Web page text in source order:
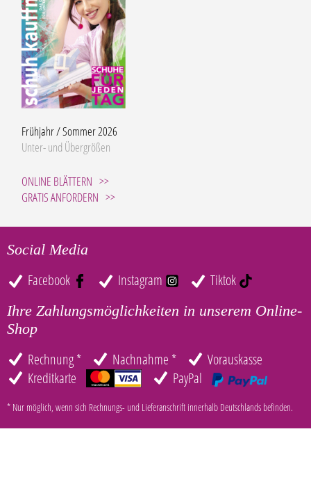
Frühjahr / Sommer 2026
Unter- und Übergrößen
ONLINE BLÄTTERN
GRATIS ANFORDERN
Social Media
Facebook Instagram Tiktok
Ihre Zahlungsmöglichkeiten in unserem Online-
Shop
Rechnung * Nachnahme *
Vorauskasse
Kreditkarte
PayPal
* Nur möglich, wenn sich Rechnungs- und Lieferanschrift innerhalb Deutschlands befinden.